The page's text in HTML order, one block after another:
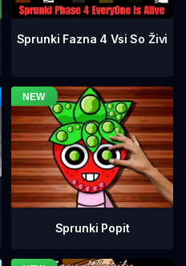
Sprunki Fazna 4 Vsi So Živi
Sprunki Popit